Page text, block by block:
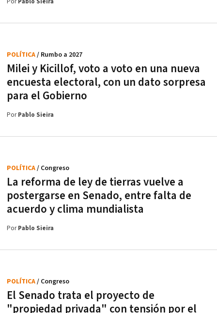
PorPablo Sieira
Milei y Kicillof, voto a voto en una nueva
encuesta electoral, con un dato sorpresa
para el Gobierno
POLÍTICA/ Rumbo a 2027
PorPablo Sieira
La reforma de ley de tierras vuelve a
postergarse en Senado, entre falta de
acuerdo y clima mundialista
POLÍTICA/ Congreso
PorPablo Sieira
El Senado trata el proyecto de
"propiedad privada" con tensión por el
POLÍTICA/ Congreso